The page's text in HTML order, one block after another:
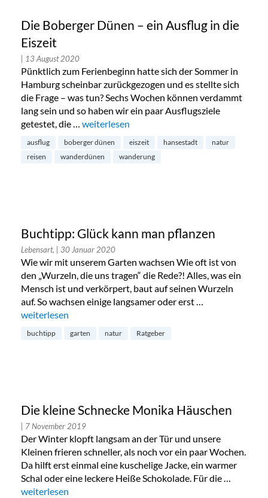
Die Boberger Dünen – ein Ausflug in die
Eiszeit
| 13 August 2020
Pünktlich zum Ferienbeginn hatte sich der Sommer in
Hamburg scheinbar zurückgezogen und es stellte sich
die Frage – was tun? Sechs Wochen können verdammt
lang sein und so haben wir ein paar Ausflugsziele
getestet, die … „Die Boberger Dünen – ein Ausflug in die
weiterlesen
ausflug boberger dünen eiszeit hansestadt
natur
reisen
wanderdünen wanderung
Buchtipp: Glück kann man pflanzen
Lebensart, | 30 Januar 2020
Wie wir mit unserem Garten wachsen Wie oft ist von
den „Wurzeln, die uns tragen“ die Rede?! Alles, was ein
Mensch ist und verkörpert, baut auf seinen Wurzeln
auf. So wachsen einige langsamer oder erst …
„Buchtipp: Glück kann man pflanzen“
weiterlesen
buchtipp garten natur Ratgeber
Die kleine Schnecke Monika Häuschen
| 7 November 2019
Der Winter klopft langsam an der Tür und unsere
Kleinen frieren schneller, als noch vor ein paar Wochen.
Da hilft erst einmal eine kuschelige Jacke, ein warmer
Schal oder eine leckere Heiße Schokolade. Für die …
„Die kleine Schnecke Monika Häuschen“
weiterlesen